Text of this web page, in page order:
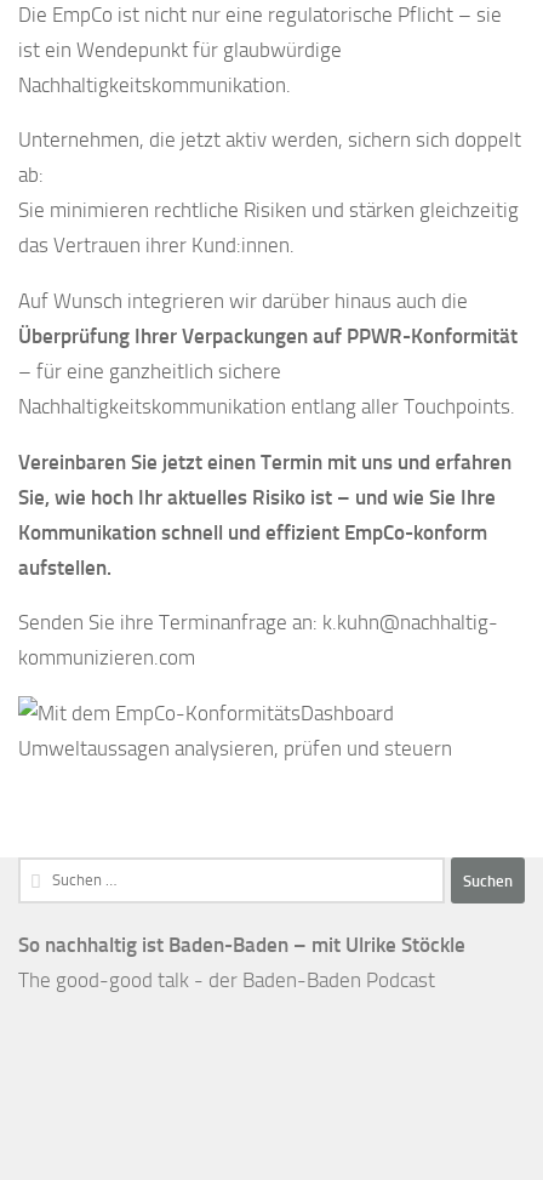
Die EmpCo ist nicht nur eine regulatorische Pflicht – sie
ist ein Wendepunkt für glaubwürdige
Nachhaltigkeitskommunikation.
Unternehmen, die jetzt aktiv werden, sichern sich doppelt
ab:
Sie minimieren rechtliche Risiken und stärken gleichzeitig
das Vertrauen ihrer Kund:innen.
Auf Wunsch integrieren wir darüber hinaus auch die
Überprüfung Ihrer Verpackungen auf PPWR-Konformität
– für eine ganzheitlich sichere
Nachhaltigkeitskommunikation entlang aller Touchpoints.
Vereinbaren Sie jetzt einen Termin mit uns und erfahren
Sie, wie hoch Ihr aktuelles Risiko ist – und wie Sie Ihre
Kommunikation schnell und effizient EmpCo-konform
aufstellen.
Senden Sie ihre Terminanfrage an: k.kuhn@nachhaltig-
kommunizieren.com
Suchen
nach:
So nachhaltig ist Baden-Baden – mit Ulrike Stöckle
The good-good talk - der Baden-Baden Podcast